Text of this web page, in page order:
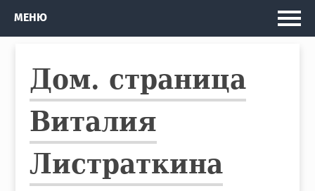
Рассказы и Повести
Изданные книги
Автобус
Кто я
МЕНЮ
Дом. страница
Виталия
Листраткина